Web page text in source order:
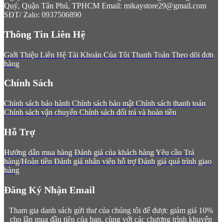
Quý, Quận Tân Phú, TPHCM Email: mikaystore29@gmail.com
SĐT/ Zalo: 0937506890
Thông Tin Liên Hệ
Giới Thiệu Liên Hệ Tài Khoản Của Tôi Thanh Toán Theo dõi đơn
hàng
Chính Sách
Chính sách bảo hành Chính sách bảo mật Chính sách thanh toán
Chính sách vận chuyển Chính sách đổi trả và hoàn tiền
Hỗ Trợ
Hướng dẫn mua hàng Đánh giá của khách hàng Yêu cầu Trả
hàng/Hoàn tiền Đánh giá nhân viên hỗ trợ Đánh giá quá trình giao
hàng
Đăng Ký Nhận Email
Tham gia danh sách gửi thư của chúng tôi để được giảm giá 10%
cho lần mua đầu tiên của bạn, cùng với các chương trình khuyến